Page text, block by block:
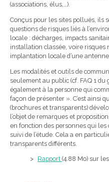
(associations, élus,…).
Conçus pour les sites pollués, ils
questions de risques liés à
locale : décharges, impacts
installation classée, voire risques
implantation locale d’une antenne
Les modalités et outils de
seulement au public (cf. FAQ 1 du
également à la personne qui
façon de présenter ». C’est ainsi
(brochures et transparents)
l’objet de remarques et
en fonction des personnes qui
suivi de l’étude. Cela a en
transparents différents.
Rapport (4.88 Mo) sur